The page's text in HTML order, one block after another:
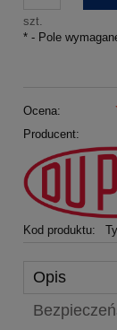
szt.
* - Pole
Ocena:
Producent:
Kod produktu:
Opis